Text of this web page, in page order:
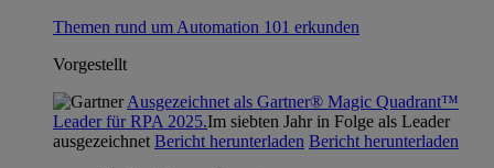
Themen rund um Automation 101 erkunden
Vorgestellt
Ausgezeichnet als Gartner® Magic Quadrant™
Leader für RPA 2025.Im siebten Jahr in Folge als Leader
ausgezeichnet Bericht herunterladen Bericht herunterladen